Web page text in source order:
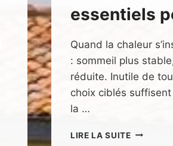
essentiels
Quand la chaleur
: sommeil plus
réduite. Inutile de
choix ciblés
la …
LIRE LA SUITEÉQUIPER